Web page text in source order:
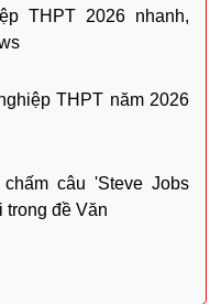
THPT 2026 nhanh,
THPT năm 2026
câu 'Steve Jobs
trong đề Văn